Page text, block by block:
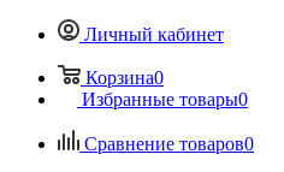
Личный кабинет
Корзина0
Избранные товары0
Сравнение товаров0